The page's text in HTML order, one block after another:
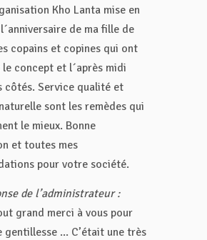
Kho Lanta mise en
de ma fille de
copains et copines qui ont
concept et l´après midi
côtés. Service qualité et
sont les remèdes qui
le mieux. Bonne
et toutes mes
pour votre société.
de l’administrateur :
grand merci à vous pour
gentillesse ... C’était une très